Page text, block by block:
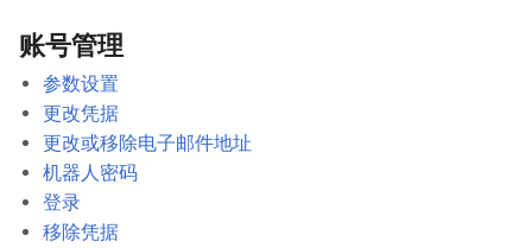
账号管理
参数设置
更改凭据
更改或移除电子邮件地址
机器人密码
登录
移除凭据